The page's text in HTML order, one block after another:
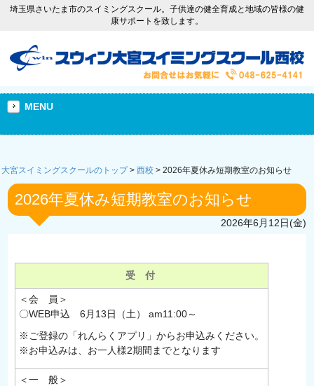
埼玉県さいたま市のスイミングスクール。子供達の健全育成と地域の皆様の健
康サポートを致します。
MENU
大宮スイミングスクールのトップ> 西校 > 2026年夏休み短期教室のお知らせ
2026年夏休み短期教室のお知らせ
2026年6月12日(金)
受 付
＜会 員＞
〇WEB申込 6月13日（土） am11:00～
※ご登録の「れんらくアプリ」からお申込みください。
※お申込みは、お一人様2期間までとなります
＜一 般＞